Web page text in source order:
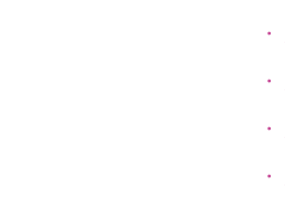
・
・
・
・